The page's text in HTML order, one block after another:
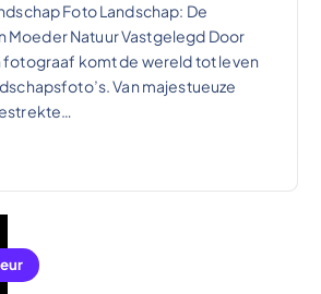
Foto Landschap: De
Moeder Natuur Vastgelegd Door
fotograaf komt de wereld tot leven
Van majestueuze